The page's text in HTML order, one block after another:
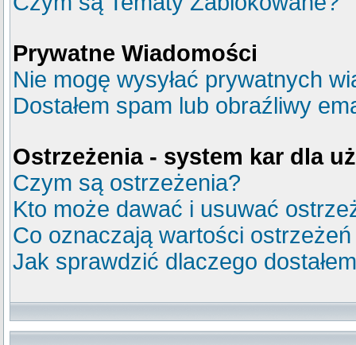
Prywatne Wiadomości
Nie mogę wysyłać prywatnych
Dostałem spam lub obraźliwy
Ostrzeżenia - system kar dla
Czym są ostrzeżenia?
Kto może dawać i usuwać
Co oznaczają wartości
Jak sprawdzić dlaczego